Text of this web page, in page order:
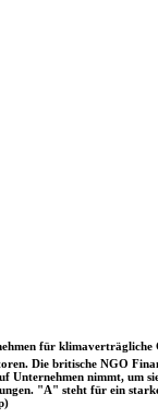
für
Die britische NGO
Unternehmen nimmt,
"A" steht für ein